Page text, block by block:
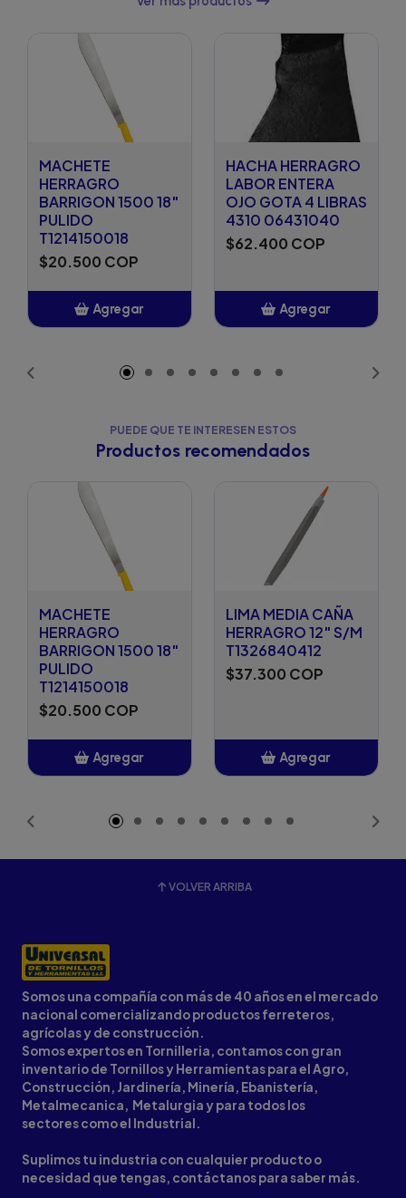
MACHETE
HERRAGRO
BARRIGON 1500 18"
PULIDO
T1214150018
$20.500 COP
Agregar
HACHA HERRAGRO
LABOR ENTERA
OJO GOTA 4 LIBRAS
4310 06431040
$62.400 COP
Agregar
PUEDE QUE TE INTERESEN ESTOS
Productos recomendados
MACHETE
HERRAGRO
BARRIGON 1500 18"
PULIDO
T1214150018
$20.500 COP
Agregar
LIMA MEDIA CAÑA
HERRAGRO 12" S/M
T1326840412
$37.300 COP
Agregar
VOLVER ARRIBA
Somos una compañía con más de 40 años en el mercado
nacional comercializando productos ferreteros,
agrícolas y de construcción.
Somos expertos en Tornilleria, contamos con gran
inventario de Tornillos y Herramientas para el Agro,
Construcción, Jardinería, Minería, Ebanistería,
Metalmecanica, Metalurgia y para todos los
sectores como el Industrial.
Suplimos tu industria con cualquier producto o
necesidad que tengas, contáctanos para saber más.